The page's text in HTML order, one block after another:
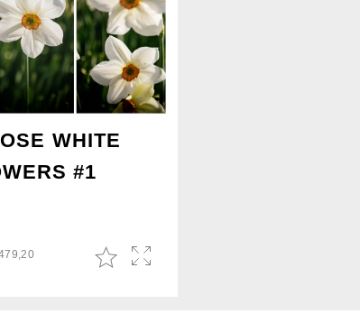
WHITE
#1